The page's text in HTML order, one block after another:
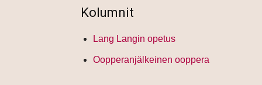
Kolumnit
Lang Langin opetus
Oopperanjälkeinen ooppera